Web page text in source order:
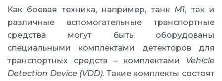
Как боевая техника, например, танк M1, так и
различные вспомогательные транспортные
средства могут быть оборудованы
специальными комплектами детекторов для
транспортных средств – комплектами Vehicle
Detection Device (VDD). Такие комплекты состоят